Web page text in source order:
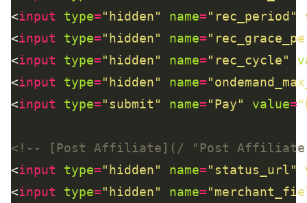
<input type="hidden" name="rec_period"
<input type="hidden" name=
<input type="hidden" name="rec_cycle"
<input type="hidden" name=
<input type="submit" name="Pay" value=
<!-- [Post Affiliate](/ "Post Affiliate
<input type="hidden" name="status_url"
<input type="hidden" name=